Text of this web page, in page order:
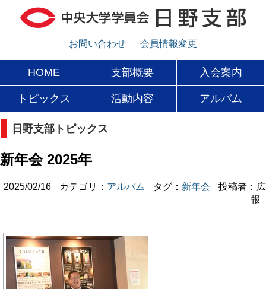
お問い合わせ 会員情報変更
HOME 支部概要 入会案内
トピックス 活動内容 アルバム
日野支部トピックス
新年会 2025年
2025/02/16 カテゴリ： アルバム タグ： 新年会
投稿者：広
報